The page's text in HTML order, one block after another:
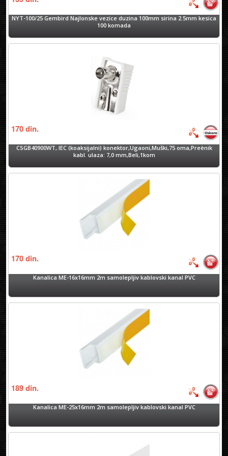
NYT-100/25 Gembird Najlonske vezice duzina 100mm sirina 2.5mm kesica
100 komada
170din.
CSGB40900WT, IEC (koaksijalni) konektor,Ugaoni,Muški,75 oma,Preènik
kabl. ulaza: 7,0 mm,Beli,1kom
170din.
Kanalica ME-16x16mm 2m samolepljiv kablovski kanal PVC
189din.
Kanalica ME-25x16mm 2m samolepljiv kablovski kanal PVC